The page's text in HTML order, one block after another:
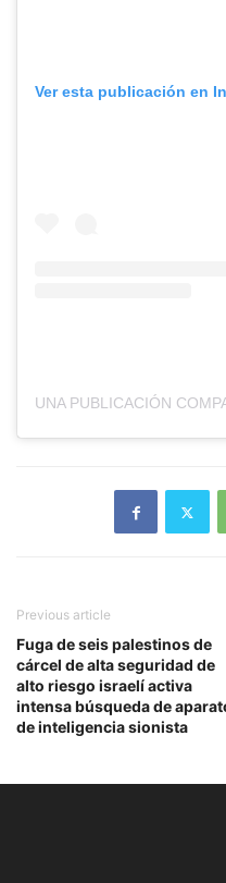
Ver esta publicación en
Previous article
Fuga de seis palestinos de
cárcel de alta seguridad de
alto riesgo israelí activa
intensa búsqueda de
de inteligencia sionista